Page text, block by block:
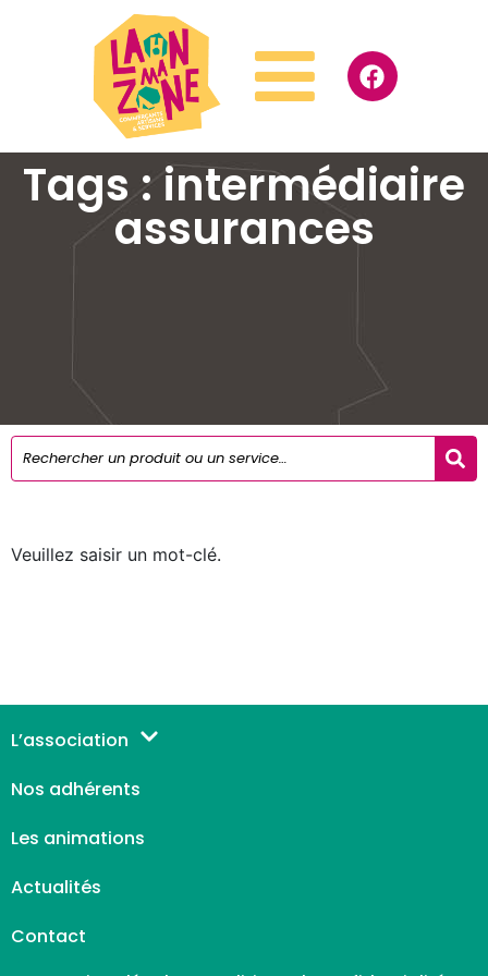
Tags : intermédiaire
assurances
Veuillez saisir un mot-clé.
L’association
Nos adhérents
Les animations
Actualités
Contact